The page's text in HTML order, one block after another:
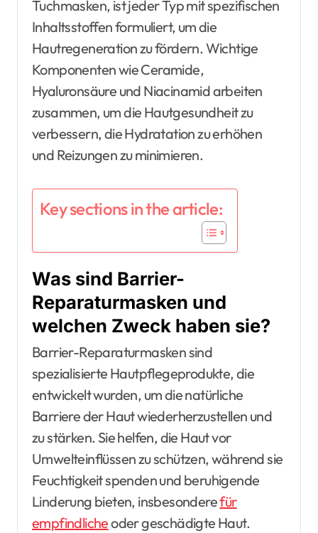
Tuchmasken, ist jeder Typ mit spezifischen
Inhaltsstoffen formuliert, um die
Hautregeneration zu fördern. Wichtige
Komponenten wie Ceramide,
Hyaluronsäure und Niacinamid arbeiten
zusammen, um die Hautgesundheit zu
verbessern, die Hydratation zu erhöhen
und Reizungen zu minimieren.
Key sections in the article:
Was sind Barrier-
Reparaturmasken und
welchen Zweck haben sie?
Barrier-Reparaturmasken sind
spezialisierte Hautpflegeprodukte, die
entwickelt wurden, um die natürliche
Barriere der Haut wiederherzustellen und
zu stärken. Sie helfen, die Haut vor
Umwelteinflüssen zu schützen, während sie
Feuchtigkeit spenden und beruhigende
Linderung bieten, insbesonderefür
empfindlicheoder geschädigte Haut.